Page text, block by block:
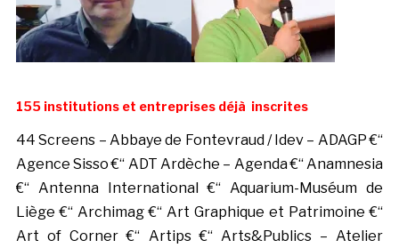
155 institutions et entreprises déjà inscrites
44 Screens – Abbaye de Fontevraud / Idev – ADAGP €“
Agence Sisso €“ ADT Ardèche – Agenda €“ Anamnesia
€“ Antenna International €“ Aquarium-Muséum de
Liège €“ Archimag €“ Art Graphique et Patrimoine €“
Art of Corner €“ Artips €“ Arts&Publics – Atelier